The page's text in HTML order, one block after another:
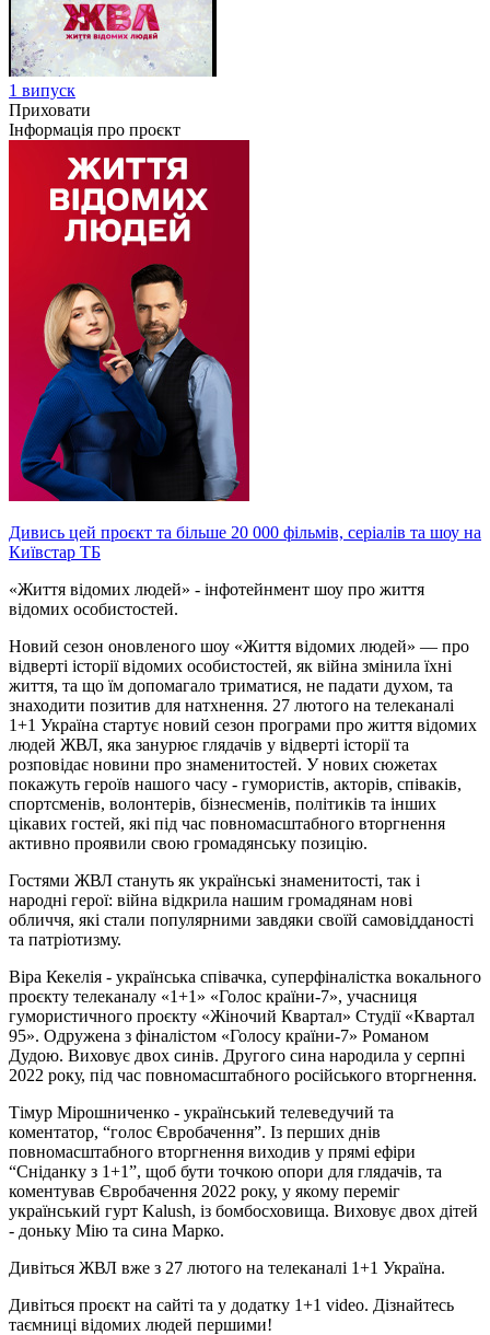
1 випуск
Приховати
Інформація про проєкт
Дивись цей проєкт та більше 20 000 фільмів, серіалів та шоу на
Київстар ТБ
«Життя відомих людей» - інфотейнмент шоу про життя
відомих особистостей.
Новий сезон оновленого шоу «Життя відомих людей» — про
відверті історії відомих особистостей, як війна змінила їхні
життя, та що їм допомагало триматися, не падати духом, та
знаходити позитив для натхнення. 27 лютого на телеканалі
1+1 Україна стартує новий сезон програми про життя відомих
людей ЖВЛ, яка занурює глядачів у відверті історії та
розповідає новини про знаменитостей. У нових сюжетах
покажуть героїв нашого часу - гумористів, акторів, співаків,
спортсменів, волонтерів, бізнесменів, політиків та інших
цікавих гостей, які під час повномасштабного вторгнення
активно проявили свою громадянську позицію.
Гостями ЖВЛ стануть як українські знаменитості, так і
народні герої: війна відкрила нашим громадянам нові
обличчя, які стали популярними завдяки своїй самовідданості
та патріотизму.
Віра Кекелія - українська співачка, суперфіналістка вокального
проєкту телеканалу «1+1» «Голос країни-7», учасниця
гумористичного проєкту «Жіночий Квартал» Студії «Квартал
95». Одружена з фіналістом «Голосу країни-7» Романом
Дудою. Виховує двох синів. Другого сина народила у серпні
2022 року, під час повномасштабного російського вторгнення.
Тімур Мірошниченко - український телеведучий та
коментатор, “голос Євробачення”. Із перших днів
повномасштабного вторгнення виходив у прямі ефіри
“Сніданку з 1+1”, щоб бути точкою опори для глядачів, та
коментував Євробачення 2022 року, у якому переміг
український гурт Kalush, із бомбосховища. Виховує двох дітей
- доньку Мію та сина Марко.
Дивіться ЖВЛ вже з 27 лютого на телеканалі 1+1 Україна.
Дивіться проєкт на сайті та у додатку 1+1 video. Дізнайтесь
таємниці відомих людей першими!